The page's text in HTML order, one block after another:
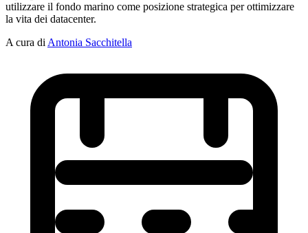
utilizzare il fondo marino come posizione strategica per ottimizzare
la vita dei datacenter.
A cura di Antonia Sacchitella